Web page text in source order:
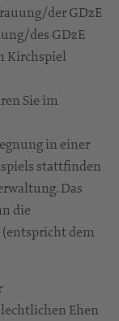
der GDzE
des GDzE
Kirchspiel
Sie im
in einer
stattfinden
Das
die
dem
Ehen